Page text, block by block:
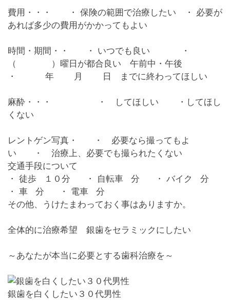
費用・・・ ・ 保険の範囲で治療したい ・
必要が
あれば多少の費用がかかってもよい
時間・期間・・ ・ いつでも良い ・
（ ）曜日が都合良い 午前中・午後
・ 年 月 日 までに終わってほしい
麻酔・・・ ・ してほしい
・してほし
くない
レントゲン写真・ ・ 必要なら撮ってもよ
い ・ 治療上、必要でも撮られたくない
交通手段について
・
徒歩 １０分
・ 自転車 分 ・ バイク 分
・ 車 分 ・ 電車 分
その他、うけたまわっておく事はありますか。
全体的に治療希望 銀歯をセラミックにしたい
～あなたが本当に必要とする歯科治療を～
銀歯を白くしたい３０代男性